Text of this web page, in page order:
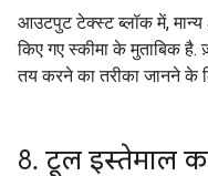
आउटपुट टेक्स्ट ब्लॉक में, मान्य
किए गए स्कीमा के मुताबिक है.
तय करने का तरीका जानने के
8. टूल इस्तेमाल